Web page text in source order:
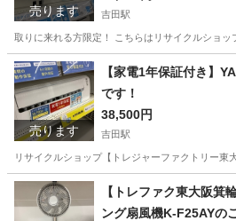
売ります 吉田駅
取りに来れる方限定！ こちらはリサイクルショ
大阪 東大阪市 吉田駅 季節、空調家電
売ります
【家電1年保証付き】
です！
38,500円
吉田駅
リサイクルショップ【トレジャーファクトリ
大阪 東大阪市 季節、空調家
【トレファク東大阪箕
ング扇風機K-F25AYの